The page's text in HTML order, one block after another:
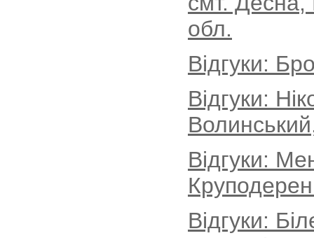
обл.
Відгуки:
Відгуки:
Відгуки:
Відгуки: